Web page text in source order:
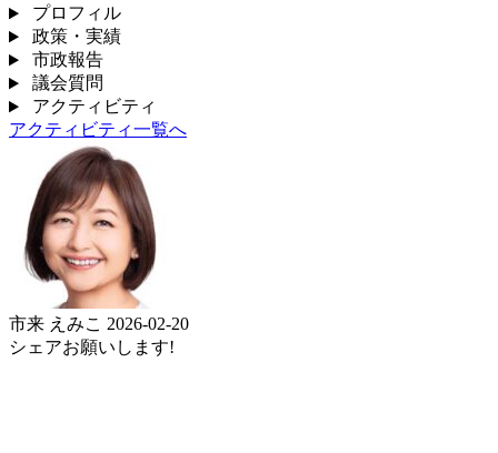
プロフィル
政策・実績
市政報告
議会質問
アクティビティ
アクティビティ一覧へ
市来 えみこ 2026-02-20
シェアお願いします!